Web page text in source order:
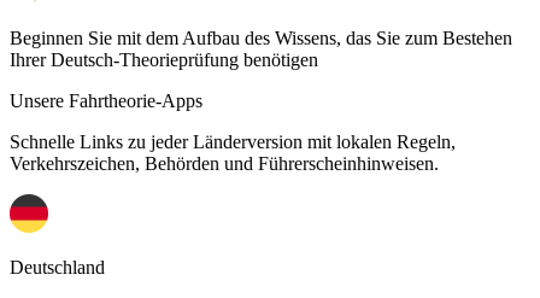
Beginnen Sie mit dem Aufbau des Wissens, das Sie zum Bestehen
Ihrer Deutsch-Theorieprüfung benötigen
Unsere Fahrtheorie-Apps
Schnelle Links zu jeder Länderversion mit lokalen Regeln,
Verkehrszeichen, Behörden und Führerscheinhinweisen.
Deutschland